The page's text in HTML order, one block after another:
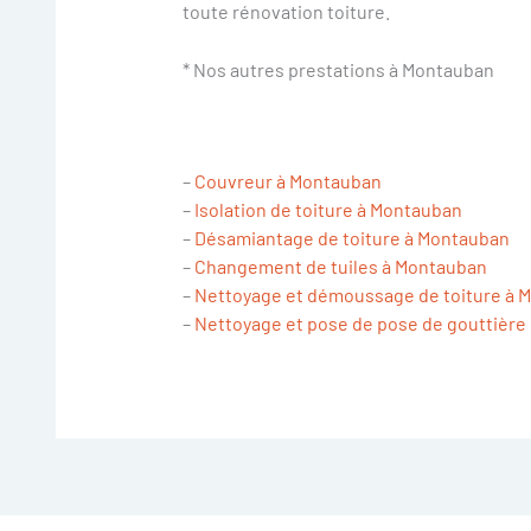
toute rénovation toiture.
* Nos autres prestations à Montauban
– Couvreur à Montauban
– Isolation de toiture à Montauban
– Désamiantage de toiture à Montauban
– Changement de tuiles à Montauban
– Nettoyage et démoussage de toiture à
– Nettoyage et pose de pose de gouttière